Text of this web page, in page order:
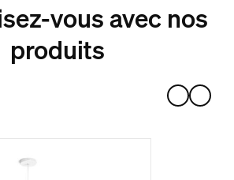
vous avec nos
produits